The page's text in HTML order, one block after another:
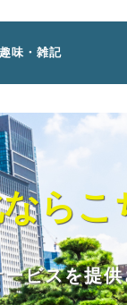
趣味・雑記
らこ
ビスを提